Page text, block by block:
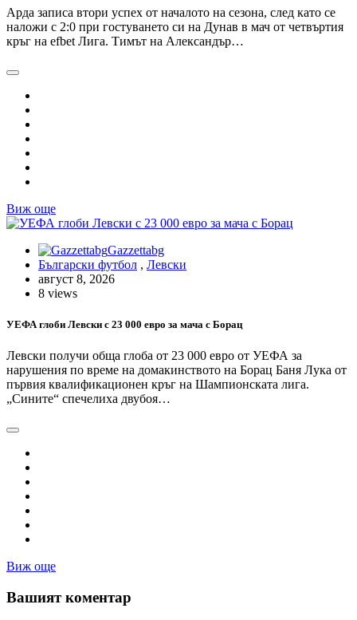
Арда записа втори успех от началото на сезона, след като се
наложи с 2:0 при гостуването си на Дунав в мач от четвъртия
кръг на efbet Лига. Тимът на Александър…
Виж още
Gazzettabg
Български футбол , Левски
август 8, 2026
8 views
УЕФА глоби Левски с 23 000 евро за мача с Борац
Левски получи обща глоба от 23 000 евро от УЕФА за
нарушения по време на домакинството на Борац Баня Лука от
първия квалификационен кръг на Шампионската лига.
„Сините“ спечелиха двубоя…
Виж още
Вашият коментар